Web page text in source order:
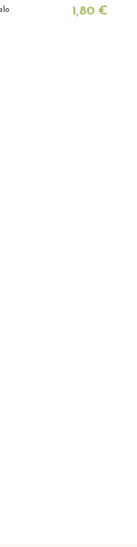
1,80 €